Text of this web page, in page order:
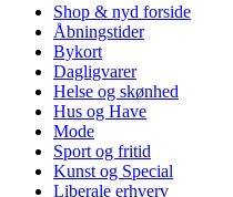
Shop & nyd forside
Åbningstider
Bykort
Dagligvarer
Helse og skønhed
Hus og Have
Mode
Sport og fritid
Kunst og Special
Liberale erhverv